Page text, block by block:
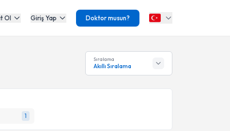
Ol Giriş Yap Doktor musun?
Sıralama
Akıllı Sıralama
1